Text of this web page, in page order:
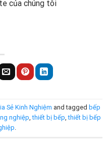
của chúng tôi
Sẻ Kinh Nghiệm and tagged bếp
nghiệp,thiết bị bếp,thiết bị bếp
.